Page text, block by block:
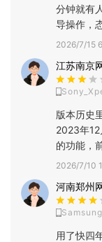
分钟就有
导操作，
2026/7/15
江苏南京
版本历史
2023年
的功能，
2026/7/10
河南郑州
用了快四